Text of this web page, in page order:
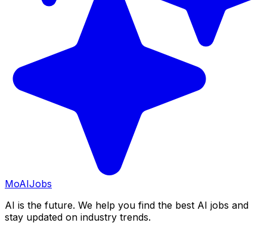
MoAIJobs
AI is the future. We help you find the best AI jobs and
stay updated on industry trends.